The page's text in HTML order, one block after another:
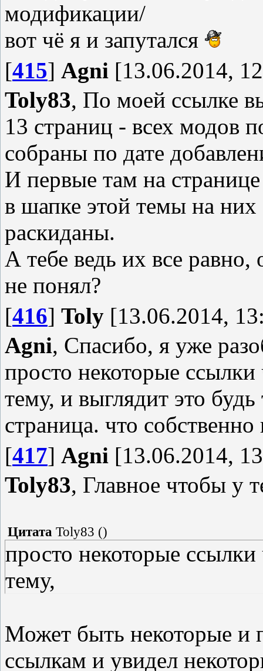
модификации/
вот чё я и запутался
[415] Agni [13.06.2014,
Toly83, По моей ссылке
13 страниц - всех модов
собраны по дате
И первые там на
в шапке этой темы на
раскиданы.
А тебе ведь их все равно,
не понял?
[416] Toly [13.06.2014,
Agni, Спасибо, я уже
просто некоторые
тему, и выглядит это
страница. что
[417] Agni [13.06.2014,
Toly83, Главное чтобы у
Цитата Toly83 ()
просто некоторые
тему,
Может быть некоторые и
ссылкам и увидел